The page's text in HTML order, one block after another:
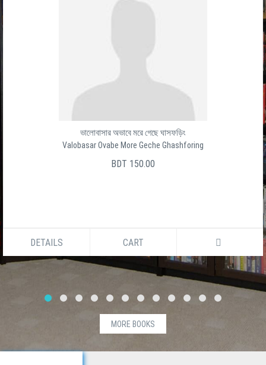
ভালোবাসার অভাবে মরে গেছে ঘাসফড়িং
Valobasar Ovabe More Geche Ghashforing
BDT 150.00
DETAILS CART
MORE BOOKS